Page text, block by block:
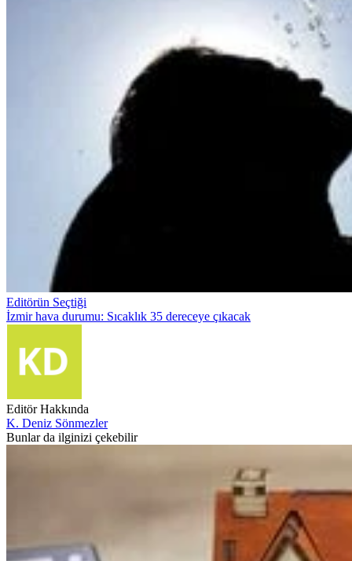
Editörün Seçtiği
İzmir hava durumu: Sıcaklık 35 dereceye çıkacak
Editör Hakkında
K. Deniz Sönmezler
Bunlar da ilginizi çekebilir